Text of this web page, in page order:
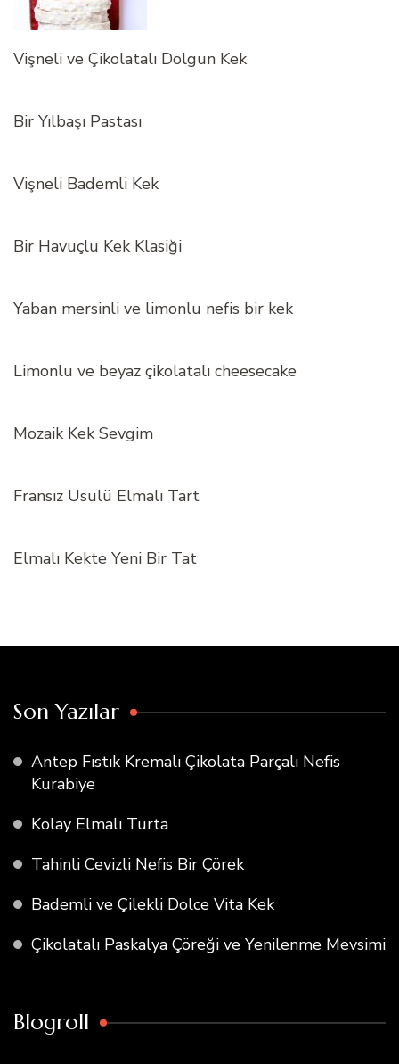
Vişneli ve Çikolatalı Dolgun Kek
Bir Yılbaşı Pastası
Vişneli Bademli Kek
Bir Havuçlu Kek Klasiği
Yaban mersinli ve limonlu nefis bir kek
Limonlu ve beyaz çikolatalı cheesecake
Mozaik Kek Sevgim
Fransız Usulü Elmalı Tart
Elmalı Kekte Yeni Bir Tat
Son Yazılar
Antep Fıstık Kremalı Çikolata Parçalı Nefis
Kurabiye
Kolay Elmalı Turta
Tahinli Cevizli Nefis Bir Çörek
Bademli ve Çilekli Dolce Vita Kek
Çikolatalı Paskalya Çöreği ve Yenilenme Mevsimi
Blogroll